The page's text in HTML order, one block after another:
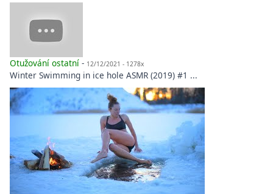
Otužování ostatní - 12/12/2021 - 1278x
Winter Swimming in ice hole ASMR (2019) #1 ...